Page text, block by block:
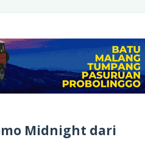
Midnight dari